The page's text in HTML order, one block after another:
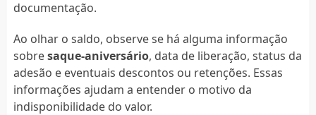
documentação.
Ao olhar o saldo, observe se há alguma informação
sobresaque-aniversário, data de liberação, status da
adesão e eventuais descontos ou retenções. Essas
informações ajudam a entender o motivo da
indisponibilidade do valor.